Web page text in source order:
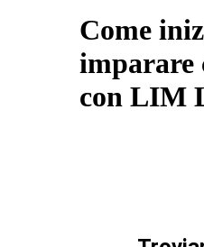
Come
imparare
con LIM